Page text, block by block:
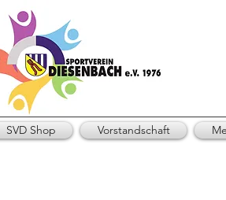
SVD Shop Vorstandschaft